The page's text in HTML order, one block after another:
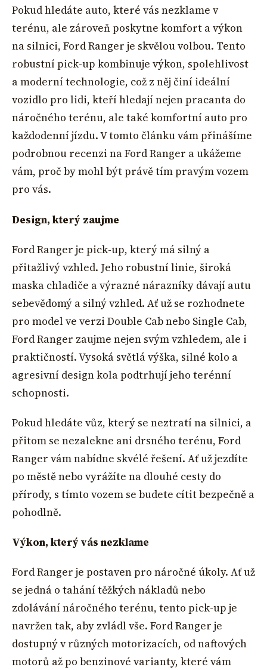
Pokud hledáte auto, které vás nezklame v
terénu, ale zároveň poskytne komfort a výkon
na silnici, Ford Ranger je skvělou volbou. Tento
robustní pick-up kombinuje výkon, spolehlivost
a moderní technologie, což z něj činí ideální
vozidlo pro lidi, kteří hledají nejen pracanta do
náročného terénu, ale také komfortní auto pro
každodenní jízdu. V tomto článku vám přinášíme
podrobnou recenzi na Ford Ranger a ukážeme
vám, proč by mohl být právě tím pravým vozem
pro vás.
Design, který zaujme
Ford Ranger je pick-up, který má silný a
přitažlivý vzhled. Jeho robustní linie, široká
maska chladiče a výrazné nárazníky dávají autu
sebevědomý a silný vzhled. Ať už se rozhodnete
pro model ve verzi Double Cab nebo Single Cab,
Ford Ranger zaujme nejen svým vzhledem, ale i
praktičností. Vysoká světlá výška, silné kolo a
agresivní design kola podtrhují jeho terénní
schopnosti.
Pokud hledáte vůz, který se neztratí na silnici, a
přitom se nezalekne ani drsného terénu, Ford
Ranger vám nabídne skvélé řešení. Ať už jezdíte
po městě nebo vyrážíte na dlouhé cesty do
přírody, s tímto vozem se budete cítit bezpečně a
pohodlně.
Výkon, který vás nezklame
Ford Ranger je postaven pro náročné úkoly. Ať už
se jedná o tahání těžkých nákladů nebo
zdolávání náročného terénu, tento pick-up je
navržen tak, aby zvládl vše. Ford Ranger je
dostupný v různých motorizacích, od naftových
motorů až po benzinové varianty, které vám